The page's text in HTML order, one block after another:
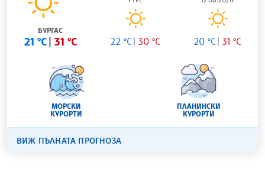
БУРГАС
21 °C 31 °C 22 °C 30 °C 20 °C 31 °C
МОРСКИ
КУРОРТИ
ПЛАНИНСКИ
КУРОРТИ
ВИЖ ПЪЛНАТА ПРОГНОЗА